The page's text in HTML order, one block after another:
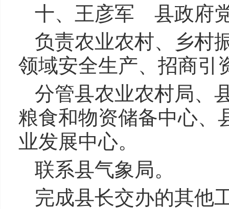
十、王彦军 县政府
负责农业农村、乡村
领域安全生产、招商引
分管县农业农村局、
粮食和物资储备中心、
业发展中心。
联系县气象局。
完成县长交办的其他